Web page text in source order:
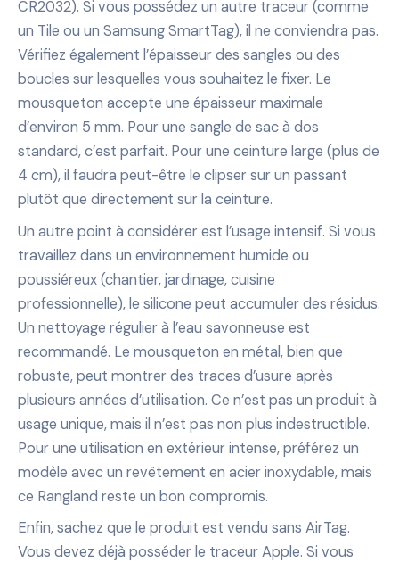
CR2032). Si vous possédez un autre traceur (comme
un Tile ou un Samsung SmartTag), il ne conviendra pas.
Vérifiez également l’épaisseur des sangles ou des
boucles sur lesquelles vous souhaitez le fixer. Le
mousqueton accepte une épaisseur maximale
d’environ 5 mm. Pour une sangle de sac à dos
standard, c’est parfait. Pour une ceinture large (plus de
4 cm), il faudra peut-être le clipser sur un passant
plutôt que directement sur la ceinture.
Un autre point à considérer est l’usage intensif. Si vous
travaillez dans un environnement humide ou
poussiéreux (chantier, jardinage, cuisine
professionnelle), le silicone peut accumuler des résidus.
Un nettoyage régulier à l’eau savonneuse est
recommandé. Le mousqueton en métal, bien que
robuste, peut montrer des traces d’usure après
plusieurs années d’utilisation. Ce n’est pas un produit à
usage unique, mais il n’est pas non plus indestructible.
Pour une utilisation en extérieur intense, préférez un
modèle avec un revêtement en acier inoxydable, mais
ce Rangland reste un bon compromis.
Enfin, sachez que le produit est vendu sans AirTag.
Vous devez déjà posséder le traceur Apple. Si vous